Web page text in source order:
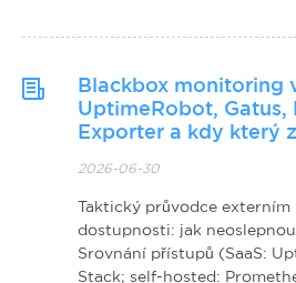
Blackbox monitoring
UptimeRobot, Gatus,
Exporter a kdy který
2026-06-30
Taktický průvodce
dostupnosti: jak
Srovnání přístupů (SaaS:
Stack; self-hosted: